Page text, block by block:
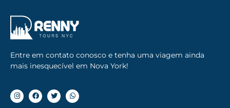
Entre em contato conosco e tenha uma viagem ainda
mais inesquecível em Nova York!